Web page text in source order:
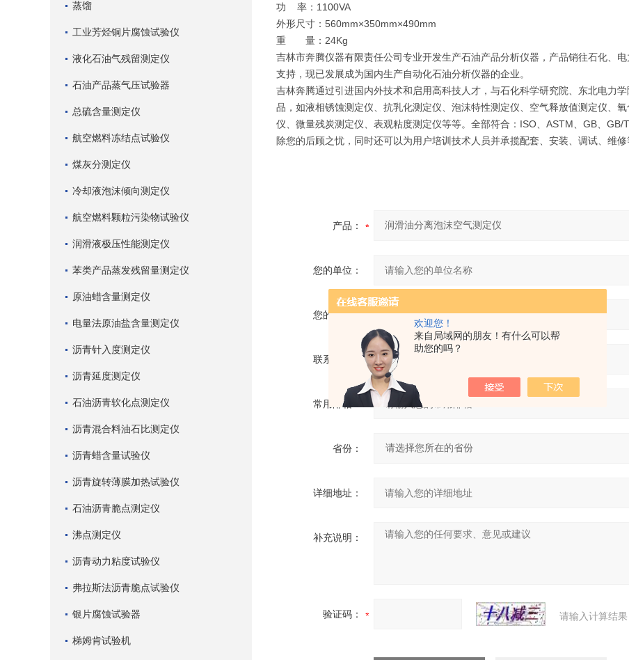
欢迎您！
来自局域网的朋友！有什么可以帮
助您的吗？
蒸馏
工业芳烃铜片腐蚀试验仪
液化石油气残留测定仪
石油产品蒸气压试验器
总硫含量测定仪
航空燃料冻结点试验仪
煤灰分测定仪
冷却液泡沫倾向测定仪
航空燃料颗粒污染物试验仪
润滑液极压性能测定仪
苯类产品蒸发残留量测定仪
原油蜡含量测定仪
电量法原油盐含量测定仪
沥青针入度测定仪
沥青延度测定仪
石油沥青软化点测定仪
沥青混合料油石比测定仪
沥青蜡含量试验仪
沥青旋转薄膜加热试验仪
石油沥青脆点测定仪
沸点测定仪
沥青动力粘度试验仪
弗拉斯法沥青脆点试验仪
银片腐蚀试验器
梯姆肯试验机
功 率：1100VA
外形尺寸：560mm×350mm×490mm
重 量：24Kg
吉林市奔腾仪器有限责任公司专业开发生产石油产品分析仪器，产品销往石化、
支持，现已发展成为国内生产自动化石油分析仪器的企业。
吉林奔腾通过引进国内外技术和启用高科技人才，与石化科学研究院、东北电力
品，如液相锈蚀测定仪、抗乳化测定仪、泡沫特性测定仪、空气释放值测定仪、
仪、微量残炭测定仪、表观粘度测定仪等等。全部符合：ISO、ASTM、GB、
除您的后顾之忧，同时还可以为用户培训技术人员并承揽配套、安装、调试、维修
产品：
您的单位：
您的姓名：
联系电话：
常用邮箱：
省份：
详细地址：
补充说明：
验证码： 请输入计算结